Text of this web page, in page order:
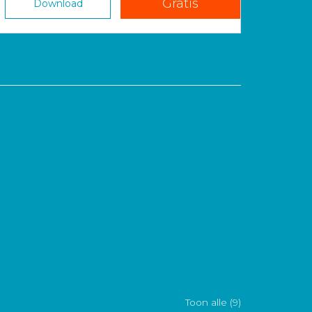
Download Gratis
Toon alle (9)